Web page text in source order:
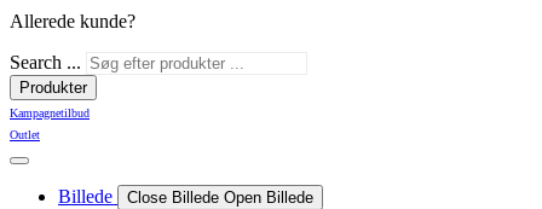
Allerede kunde?
Search ...
Produkter
Kampagnetilbud
Outlet
Billede Close Billede Open Billede